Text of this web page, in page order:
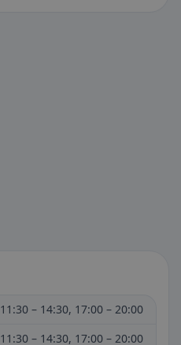
11:30 – 14:30, 17:00 – 20:00
11:30 – 14:30, 17:00 – 20:00